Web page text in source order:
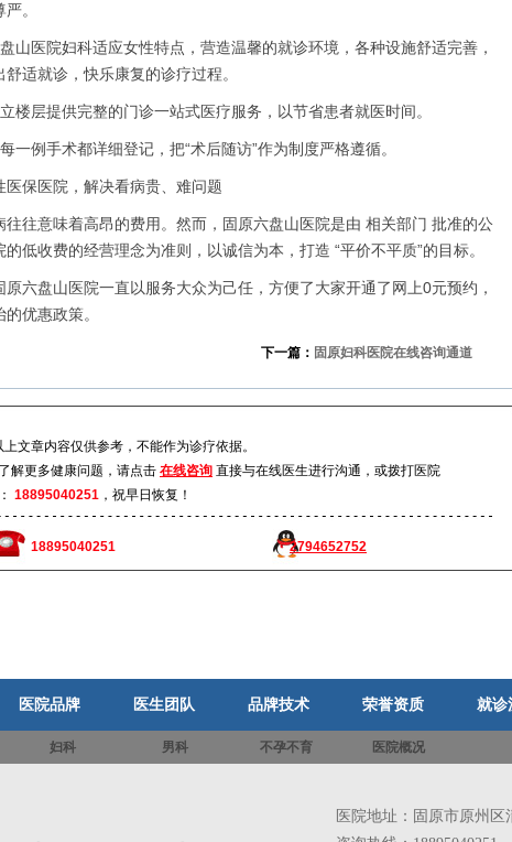
。
山医院妇科适应女性特点，营造温馨的就诊环境，各种设施舒适完善，
适就诊，快乐康复的诊疗过程。
楼层提供完整的门诊一站式医疗服务，以节省患者就医时间。
每一例手术都详细登记，把“术后随访”作为制度严格遵循。
医院，解决看病贵、难问题
意味着高昂的费用。然而，固原六盘山医院是由 相关部门 批准的公
低收费的经营理念为准则，以诚信为本，打造 “平价不平质”的目标。
原六盘山医院一直以服务大众为己任，方便了大家开通了网上0元预约，
优惠政策。
下一篇： 固原妇科医院在线咨询通道
上文章内容仅供参考，不能作为诊疗依据。
解更多健康问题，请点击 在线咨询 直接与在线医生进行沟通，或拨打医院
18895040251 ，祝早日恢复！
18895040251 2794652752
医院品牌 医生团队 品牌技术 荣誉资质 就诊
妇科 男科 不孕不育 医院概况
医院地址：固原市原州区